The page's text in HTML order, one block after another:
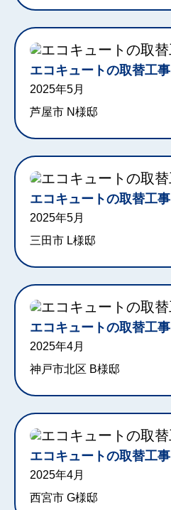
エコキュートの取替工事
2025年5月
芦屋市 N様邸
エコキュートの取替工事
2025年5月
三田市 L様邸
エコキュートの取替工事
2025年4月
神戸市北区 B様邸
エコキュートの取替工事
2025年4月
西宮市 G様邸